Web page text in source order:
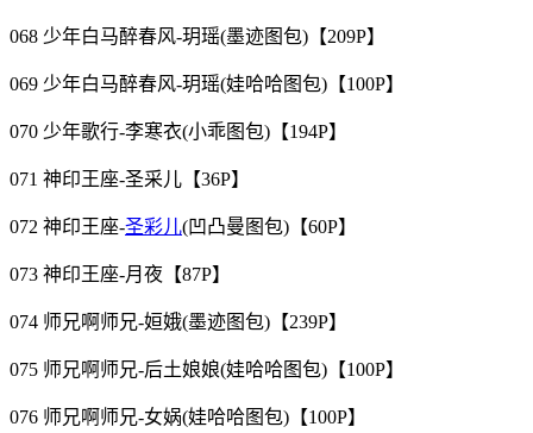
068 少年白马醉春风-玥瑶(墨迹图包)【209P】
069 少年白马醉春风-玥瑶(娃哈哈图包)【100P】
070 少年歌行-李寒衣(小乖图包)【194P】
071 神印王座-圣采儿【36P】
072 神印王座-圣彩儿(凹凸曼图包)【60P】
073 神印王座-月夜【87P】
074 师兄啊师兄-姮娥(墨迹图包)【239P】
075 师兄啊师兄-后土娘娘(娃哈哈图包)【100P】
076 师兄啊师兄-女娲(娃哈哈图包)【100P】